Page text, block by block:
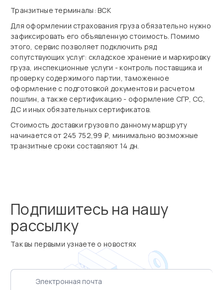
Транзитные терминалы: ВСК
Для оформлении страхования груза обязательно нужно
зафиксировать его объявленную стоимость. Помимо
этого, сервис позволяет подключить ряд
сопутствующих услуг: складское хранение и маркировку
груза, инспекционные услуги - контроль поставщика и
проверку содержимого партии, таможенное
оформление с подготовкой документов и расчетом
пошлин, а также сертификацию - оформление СГР, СС,
ДС и иных обязательных сертификатов.
Стоимость доставки грузов по данному маршруту
начинается от 245 752,99 ₽, минимально возможные
транзитные сроки составляют 14 дн.
Подпишитесь на нашу
рассылку
Так вы первыми узнаете о новостях